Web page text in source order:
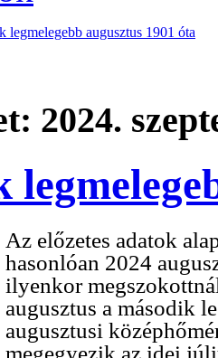
legmelegebb augusztus 1901 óta
2024.
Az előzetes adatok
hasonlóan 2024
ilyenkor
augusztus a második
augusztusi
megegyezik az idei